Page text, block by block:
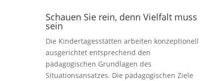
Schauen Sie rein, denn Vielfalt muss
sein
Die Kindertagesstätten arbeiten konzeptionell
ausgerichtet entsprechend den
pädagogischen Grundlagen des
Situationsansatzes. Die pädagogischen Ziele